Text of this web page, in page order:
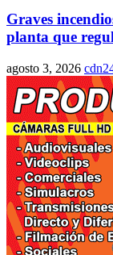
Graves
planta que
agosto 3, 2026